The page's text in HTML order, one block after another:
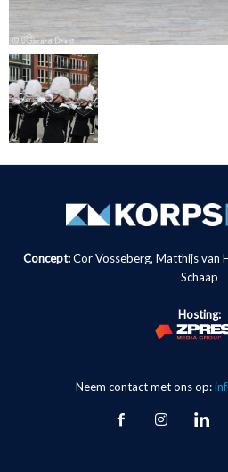
Concept:Cor Vosseberg, Matthijs van
Schaap
Hosting:
Neem contact met ons op: